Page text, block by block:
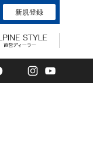
新規登録
Facebook
TwitterInstagram